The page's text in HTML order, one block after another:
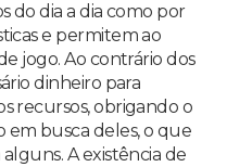
do dia a dia como por
e permitem ao
jogo. Ao contrário dos
dinheiro para
recursos, obrigando o
em busca deles, o que
A existência de